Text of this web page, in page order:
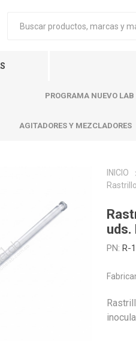
PROGRAMA NUEVO LAB
AGITADORES Y MEZCLADORES
INICIO
uds.
PN: R-